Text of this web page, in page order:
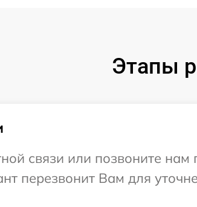
Этапы
связи или позвоните нам
перезвонит Вам для